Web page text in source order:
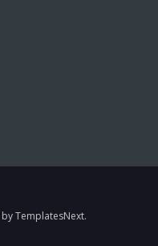
by TemplatesNext.